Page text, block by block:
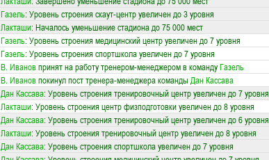
Газель: Уровень строения скаут-центр увеличен до 3 уровня
Лакташи: Началось уменьшение стадиона до 75 000 мест
Газель: Уровень строения медицинский центр увеличен до 7 уровня
Газель: Уровень строения спортшкола увеличен до 7 уровня
В. Ивановпринят на работу тренером-менеджером в командуГазель
В. Ивановпокинул пост тренера-менеджера командыДан Кассава
Дан Кассава: Уровень строения тренировочный центр увеличен до 7 уровня
Лакташи: Уровень строения центр физподготовки увеличен до 8 уровня
Дан Кассава: Уровень строения тренировочный центр увеличен до 6 уровня
Лакташи: Уровень строения тренировочный центр увеличен до 8 уровня
Дан Кассава: Уровень строения спортшкола увеличен до 7 уровня